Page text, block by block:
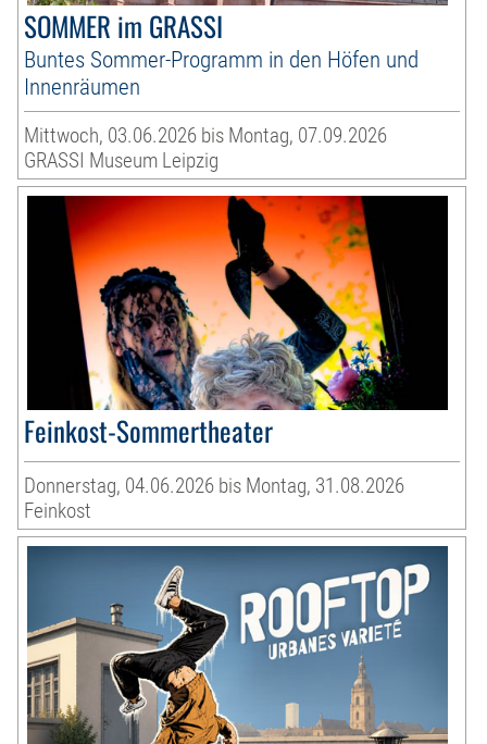
SOMMER im GRASSI
Buntes Sommer-Programm in den Höfen und
Innenräumen
Mittwoch, 03.06.2026 bis Montag, 07.09.2026
GRASSI Museum Leipzig
Feinkost-Sommertheater
Donnerstag, 04.06.2026 bis Montag, 31.08.2026
Feinkost